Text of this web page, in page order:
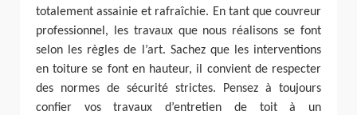
totalement assainie et rafraîchie. En tant que couvreur
professionnel, les travaux que nous réalisons se font
selon les règles de l’art. Sachez que les interventions
en toiture se font en hauteur, il convient de respecter
des normes de sécurité strictes. Pensez à toujours
confier vos travaux d’entretien de toit à un